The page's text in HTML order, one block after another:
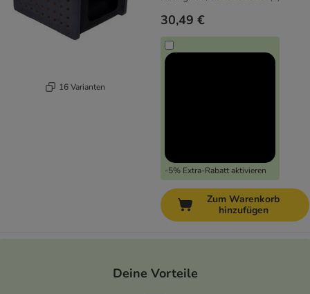
16 Varianten
30,49 €
-5% Extra-Rabatt aktivieren
Zum Warenkorb
hinzufügen
Deine Vorteile